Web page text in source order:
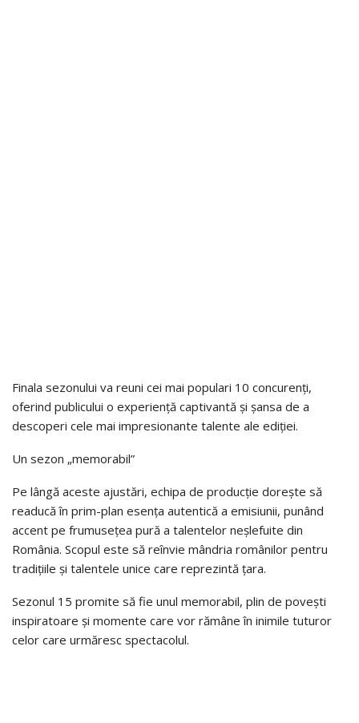
Finala sezonului va reuni cei mai populari 10 concurenți,
oferind publicului o experiență captivantă și șansa de a
descoperi cele mai impresionante talente ale ediției.
Un sezon „memorabil”
Pe lângă aceste ajustări, echipa de producție dorește să
readucă în prim-plan esența autentică a emisiunii, punând
accent pe frumusețea pură a talentelor neșlefuite din
România. Scopul este să reînvie mândria românilor pentru
tradițiile și talentele unice care reprezintă țara.
Sezonul 15 promite să fie unul memorabil, plin de povești
inspiratoare și momente care vor rămâne în inimile tuturor
celor care urmăresc spectacolul.